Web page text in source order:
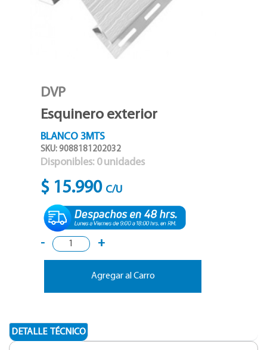
DVP
Esquinero exterior
BLANCO 3MTS
SKU: 9088181202032
Disponibles: 0unidades
$ 15.990 C/U
- +
Agregar al Carro
DETALLE TÉCNICO